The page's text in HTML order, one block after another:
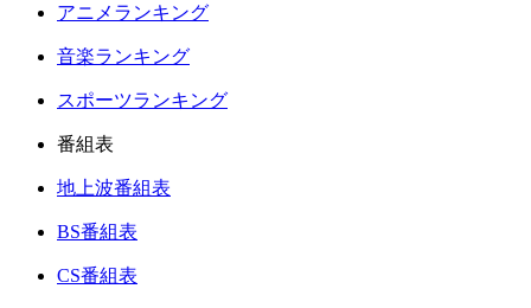
アニメランキング
音楽ランキング
スポーツランキング
番組表
地上波番組表
BS番組表
CS番組表